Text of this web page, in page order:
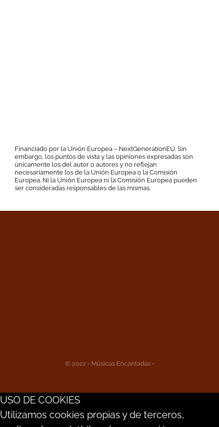
Financiado por la Unión Europea – NextGenerationEU. Sin
embargo, los puntos de vista y las opiniones expresadas son
únicamente los del autor o autores y no reflejan
necesariamente los de la Unión Europea o la Comisión
Europea. Ni la Unión Europea ni la Comisión Europea pueden
ser consideradas responsables de las mismas.
© 2022 • Músicas Encantadas •
USO DE COOKIES
Utilizamos cookies propias y de terceros,